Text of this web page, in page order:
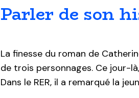
Parler de son
La finesse du roman de
de trois personnages. Ce jour-
Dans le RER, il a remarqué la